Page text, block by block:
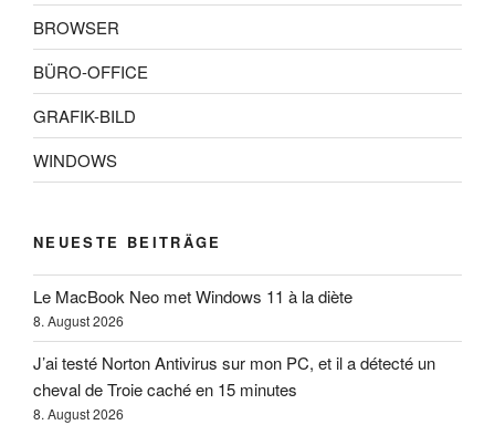
BROWSER
BÜRO-OFFICE
GRAFIK-BILD
WINDOWS
NEUESTE BEITRÄGE
Le MacBook Neo met Windows 11 à la diète
8. August 2026
J’ai testé Norton Antivirus sur mon PC, et il a détecté un
cheval de Troie caché en 15 minutes
8. August 2026